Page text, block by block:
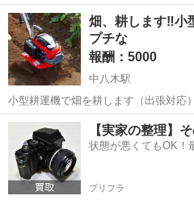
所有しています。 もともとは目の見
ですが、残念ながら父が亡くなり、今
点字のラベル等欲しい方があれば制...
兵庫 高砂市 荒井駅 手伝い
畑、耕します‼️小
プチな
報酬：5000
中八木駅
小型耕運機で畑を耕します（出張対応
な ご自宅の畑を、小型耕うん機を使
菜園を始めたい」、「一度きれいに
減らしたい」...
兵庫 明石市 中八木駅 手伝
【実家の整理】
状態が悪くてもOK！
プリフラ